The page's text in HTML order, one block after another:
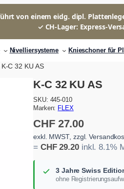
von einem eidg. dipl.
✓ CH-Lager: Express-
Nivelliersysteme Knieschoner für
C 32 KU AS
K-C 32 KU AS
CHF27.00
exkl. MWST, zzgl.
= CHF29.20inkl. 8.1%
3 Jahre Swiss
ohne
SKU: 445-010
Marken: FLEX